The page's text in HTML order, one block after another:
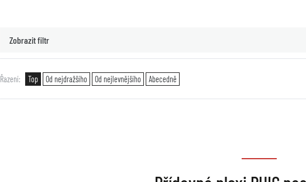
Zobrazit filtr
Řazení Top Od nejdražšího Od nejlevnějšího Abecedně